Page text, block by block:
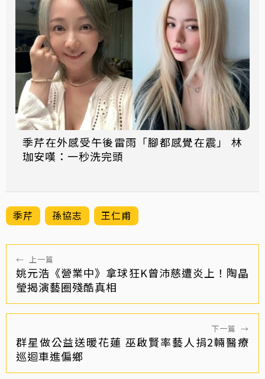
季芹在外感受午後雷雨「腳都感覺在震」 林
珈安嘆：一秒洗完頭
季芹 孫協志 王仁甫
← 上一篇
姚元浩《營業中》拿球狂K曾沛慈遭炎上！陶晶
瑩揭演藝圈殘酷真相
下一篇 →
群星做公益送暖花蓮 巫啟賢率藝人捐2輛醫療
巡迴車進偏鄉